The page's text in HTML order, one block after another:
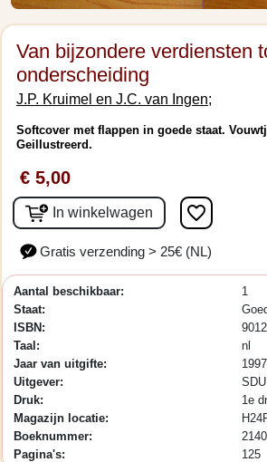
Van bijzondere verdiensten
onderscheiding
J.P. Kruimel en J.C. van Ingen;
Softcover met flappen in goede staat.
Geillustreerd.
€ 5,00
In winkelwagen favorite_border
Gratis verzending > 25€ (NL)
Aantal beschikbaar:
1
Staat:
ISBN:
Taal:
nl
Jaar van uitgifte:
1997
Uitgever:
SDU
Druk:
1e
Magazijn locatie:
Boeknummer:
Pagina's:
125